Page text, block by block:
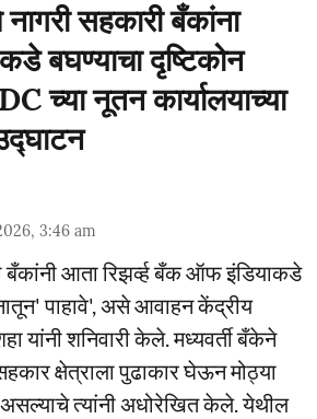
सहकारी बँकांना
बघण्याचा दृष्टिकोन
च्या नूतन कार्यालयाच्या
3:46 am
बँकांनी आता रिझर्व्ह बँक ऑफ इंडियाकडे
पाहावे', असे आवाहन केंद्रीय
यांनी शनिवारी केले. मध्यवर्ती बँकेने
क्षेत्राला पुढाकार घेऊन मोठ्या
त्यांनी अधोरेखित केले. येथील